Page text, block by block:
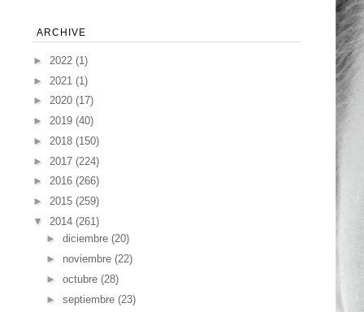
ARCHIVE
► 2022 (1)
► 2021 (1)
► 2020 (17)
► 2019 (40)
► 2018 (150)
► 2017 (224)
► 2016 (266)
► 2015 (259)
▼ 2014 (261)
► diciembre (20)
► noviembre (22)
► octubre (28)
► septiembre (23)